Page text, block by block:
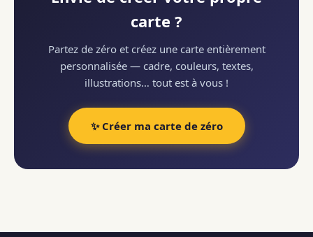
carte ?
Partez de zéro et créez une carte entièrement
personnalisée — cadre, couleurs, textes,
illustrations… tout est à vous !
✨ Créer ma carte de zéro